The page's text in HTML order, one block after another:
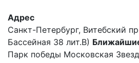
Адрес
Санкт-Петербург, Витебский
Бассейная 38 лит.В)
Парк победы Московская